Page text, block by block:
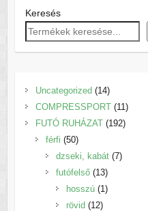
Keresés
Uncategorized 1414
termék
COMPRESSPORT 1111
termék
FUTÓ RUHÁZAT 192192
férfi 5050
termék
dzseki, kabát 77
futófelső 1313
termék
hosszú 11
rövid 1212